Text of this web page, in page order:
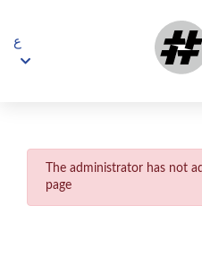
ع
The administrator has not
page